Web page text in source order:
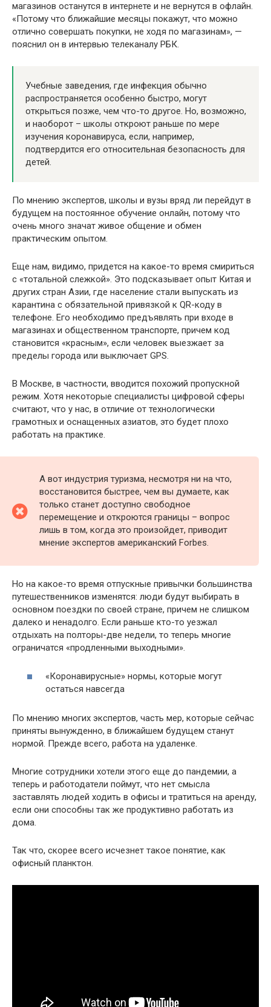
магазинов останутся в интернете и не вернутся в офлайн.
«Потому что ближайшие месяцы покажут, что можно
отлично совершать покупки, не ходя по магазинам», —
пояснил он в интервью телеканалу РБК.
Учебные заведения, где инфекция обычно
распространяется особенно быстро, могут
открыться позже, чем что-то другое. Но, возможно,
и наоборот – школы откроют раньше по мере
изучения коронавируса, если, например,
подтвердится его относительная безопасность для
детей.
По мнению экспертов, школы и вузы вряд ли перейдут в
будущем на постоянное обучение онлайн, потому что
очень много значат живое общение и обмен
практическим опытом.
Еще нам, видимо, придется на какое-то время смириться
с «тотальной слежкой». Это подсказывает опыт Китая и
других стран Азии, где население стали выпускать из
карантина с обязательной привязкой к QR-коду в
телефоне. Его необходимо предъявлять при входе в
магазинах и общественном транспорте, причем код
становится «красным», если человек выезжает за
пределы города или выключает GPS.
В Москве, в частности, вводится похожий пропускной
режим. Хотя некоторые специалисты цифровой сферы
считают, что у нас, в отличие от технологически
грамотных и оснащенных азиатов, это будет плохо
работать на практике.
А вот индустрия туризма, несмотря ни на что,
восстановится быстрее, чем вы думаете, как
только станет доступно свободное
перемещение и откроются границы – вопрос
лишь в том, когда это произойдет, приводит
мнение экспертов американский Forbes.
Но на какое-то время отпускные привычки большинства
путешественников изменятся: люди будут выбирать в
основном поездки по своей стране, причем не слишком
далеко и ненадолго. Если раньше кто-то уезжал
отдыхать на полторы-две недели, то теперь многие
ограничатся «продленными выходными».
«Коронавирусные» нормы, которые могут
остаться навсегда
По мнению многих экспертов, часть мер, которые сейчас
приняты вынужденно, в ближайшем будущем станут
нормой. Прежде всего, работа на удаленке.
Многие сотрудники хотели этого еще до пандемии, а
теперь и работодатели поймут, что нет смысла
заставлять людей ходить в офисы и тратиться на аренду,
если они способны так же продуктивно работать из
дома.
Так что, скорее всего исчезнет такое понятие, как
офисный планктон.